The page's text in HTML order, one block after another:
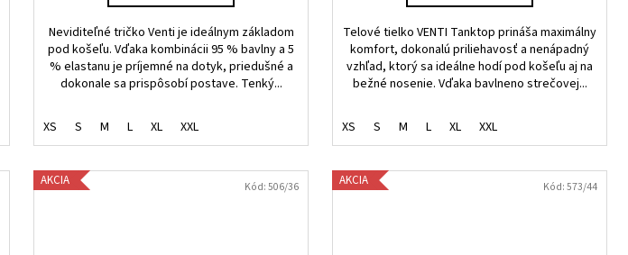
Neviditeľné tričko Venti je ideálnym základom
pod košeľu. Vďaka kombinácii 95 % bavlny a 5
% elastanu je príjemné na dotyk, priedušné a
dokonale sa prispôsobí postave. Tenký...
XS S M L XL XXL
Telové tielko VENTI Tanktop prináša maximálny
komfort, dokonalú priliehavosť a nenápadný
vzhľad, ktorý sa ideálne hodí pod košeľu aj na
bežné nosenie. Vďaka bavlneno strečovej...
XS S M L XL XXL
AKCIA Kód:506/36 AKCIA Kód:573/44